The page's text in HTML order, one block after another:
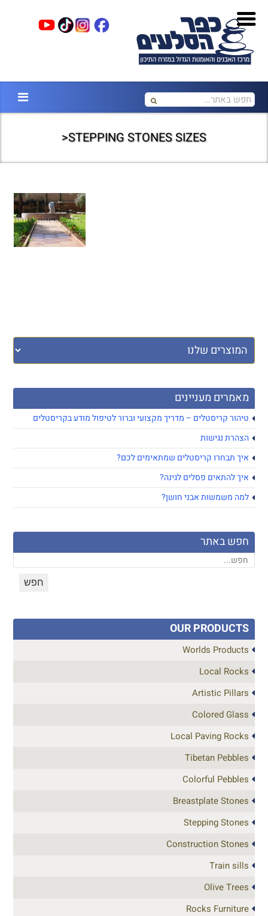
STEPPING STONES SIZES<
מאמרים מעניינים
טיהור קריסטלים – מדריך מקצועי וברור לטיפול מודע בקריסטלים
הצהרת נגישות
איך תבחרו קריסטלים שמתאימים לכם?
איך להתאים פסלים לגינה?
למה משמשות אבני חושן?
חפש באתר
OUR PRODUCTS
Worlds Products
Local Rocks
Artistic Pillars
Colored Glass
Local Paving Rocks
Tibetan Pebbles
Colorful Pebbles
Breastplate Stones
Stepping Stones
Construction Stones
Train sills
Olive Trees
Rocks Furniture